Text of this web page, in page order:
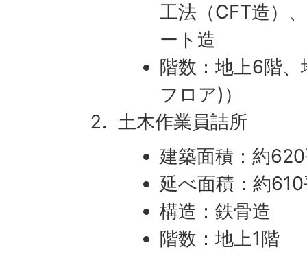
工法（CFT造）
ート造
階数：地上6階
フロア)）
土木作業員詰所
建築面積：約
延べ面積：約
構造：鉄骨造
階数：地上1階